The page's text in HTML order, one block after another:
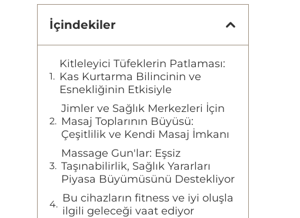
İçindekiler
Kitleleyici Tüfeklerin Patlaması:
Kas Kurtarma Bilincinin ve
Esnekliğinin Etkisiyle
Jimler ve Sağlık Merkezleri İçin
Masaj Toplarının Büyüsü:
Çeşitlilik ve Kendi Masaj İmkanı
Massage Gun'lar: Eşsiz
Taşınabilirlik, Sağlık Yararları
Piyasa Büyümüsünü Destekliyor
Bu cihazların fitness ve iyi oluşla
ilgili geleceği vaat ediyor